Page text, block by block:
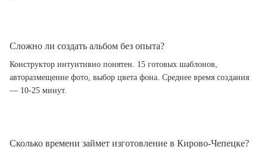
Сложно ли создать альбом без опыта?
Конструктор интуитивно понятен. 15 готовых шаблонов,
авторазмещение фото, выбор цвета фона. Среднее время создания
— 10-25 минут.
Сколько времени займет изготовление в Кирово-Чепецке?